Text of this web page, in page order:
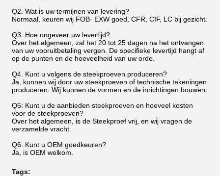
Q2. Wat is uw termijnen van levering?
Normaal, keuren wij FOB- EXW goed, CFR, CIF, LC bij gezicht.
Q3. Hoe ongeveer uw levertijd?
Over het algemeen, zal het 20 tot 25 dagen na het ontvangen
van uw vooruitbetaling vergen. De specifieke levertijd hangt af
op de punten en de hoeveelheid van uw orde.
Q4. Kunt u volgens de steekproeven produceren?
Ja, kunnen wij door uw steekproeven of technische tekeningen
produceren. Wij kunnen de vormen en de inrichtingen bouwen.
Q5: Kunt u de aanbieden steekproeven en hoeveel kosten
voor de steekproeven?
Over het algemeen, is de Steekproef vrij, en wij vragen de
verzamelde vracht.
Q6. Kunt u OEM goedkeuren?
Ja, is OEM welkom.
Tags: